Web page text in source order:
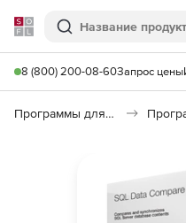
Softline
Поиск
8 (800) 200-08-60Запрос цены
Программы для программирования